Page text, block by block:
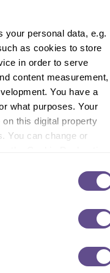
your personal data, e.g.
as cookies to store
in order to serve
content measurement,
You have a
what purposes. Your
this digital property
You can change or
geographical location
meters